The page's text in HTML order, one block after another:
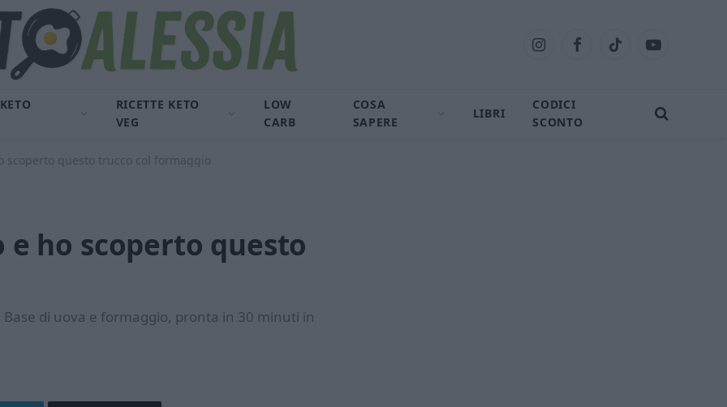
InstagramFacebookTikTok YouTube
RICETTE KETO
VEG
LOW
CARB
COSA
SAPERE
LIBRI
CODICI
SCONTO
scoperto questo trucco col formaggio
ho scoperto questo
di uova e formaggio, pronta in 30 minuti in